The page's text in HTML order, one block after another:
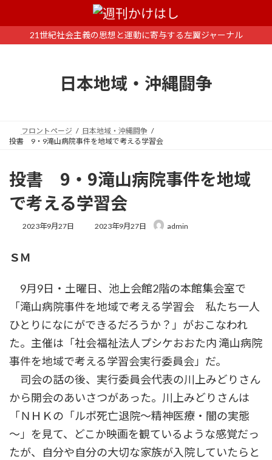
ン
ー
21世紀社会主義の思想と運動に寄与する左翼ジャーナル
日本地域・沖縄闘争
フロントページ
日本地域・沖縄闘争
投書 9・9滝山病院事件を地域で考える学習会
投書 9・9滝山病院事件を地域
で考える学習会
2023年9月27日
最
:
2023年9月27日 admin
ＳＭ
9月9日・土曜日、池上会館2階の本館集会室で
「滝山病院事件を地域で考える学習会 私たち一人
ひとりになにができるだろうか？」がおこなわれ
た。主催は「社会福祉法人プシケおおた内 滝山病院
事件を地域で考える学習会実行委員会」だ。
司会の話の後、実行委員会代表の川上みどりさん
から開会のあいさつがあった。川上みどりさんは
「ＮＨＫの「ルポ死亡退院～精神医療・闇の実態
～」を見て、どこか映画を観ているような感覚だっ
たが、自分や自分の大切な家族が入院していたらと